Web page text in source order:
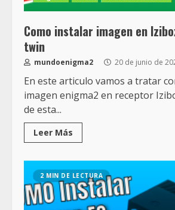
Como instalar imagen en
twin
mundoenigma2 20 de junio de
En este articulo vamos a tratar
imagen enigma2 en receptor
de esta...
Leer Más
2 MIN DE LECTURA